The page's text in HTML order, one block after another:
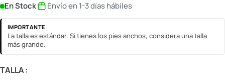
En Stock Envío en 1-3 días hábiles
IMPORTANTE
La talla es estándar. Si tienes los pies anchos, considera una talla
más grande.
TALLA